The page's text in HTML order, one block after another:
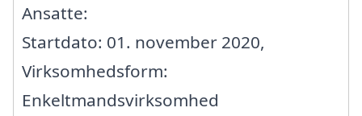
Ansatte:
Startdato: 01. november 2020,
Virksomhedsform:
Enkeltmandsvirksomhed